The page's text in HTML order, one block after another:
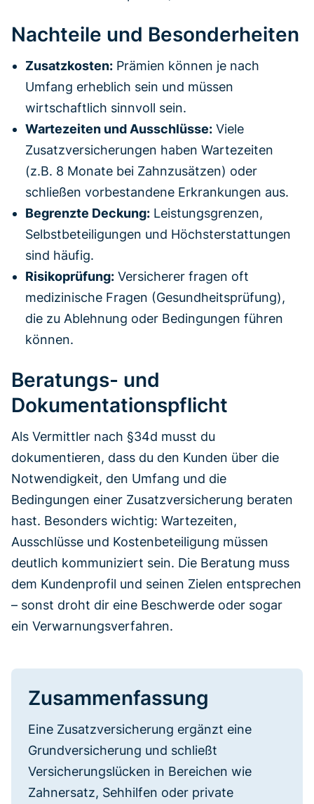
Nachteile und Besonderheiten
Zusatzkosten: Prämien können je nach
Umfang erheblich sein und müssen
wirtschaftlich sinnvoll sein.
Wartezeiten und Ausschlüsse: Viele
Zusatzversicherungen haben Wartezeiten
(z.B. 8 Monate bei Zahnzusätzen) oder
schließen vorbestandene Erkrankungen aus.
Begrenzte Deckung: Leistungsgrenzen,
Selbstbeteiligungen und Höchsterstattungen
sind häufig.
Risikoprüfung: Versicherer fragen oft
medizinische Fragen (Gesundheitsprüfung),
die zu Ablehnung oder Bedingungen führen
können.
Beratungs- und
Dokumentationspflicht
Als Vermittler nach §34d musst du
dokumentieren, dass du den Kunden über die
Notwendigkeit, den Umfang und die
Bedingungen einer Zusatzversicherung beraten
hast. Besonders wichtig: Wartezeiten,
Ausschlüsse und Kostenbeteiligung müssen
deutlich kommuniziert sein. Die Beratung muss
dem Kundenprofil und seinen Zielen entsprechen
– sonst droht dir eine Beschwerde oder sogar
ein Verwarnungsverfahren.
Zusammenfassung
Eine Zusatzversicherung ergänzt eine
Grundversicherung und schließt
Versicherungslücken in Bereichen wie
Zahnersatz, Sehhilfen oder private